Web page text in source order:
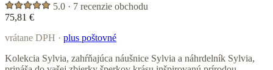
5.0 · 7 recenzie obchodu
75,81 €
vrátane DPH · plus poštovné
Kolekcia Sylvia, zahŕňajúca náušnice Sylvia a náhrdelník Sylvia,